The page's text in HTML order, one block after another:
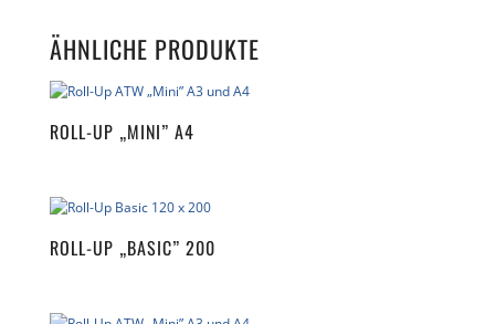
r
a
:
ÄHNLICHE PRODUKTE
ROLL-UP „MINI” A4
ROLL-UP „BASIC” 200